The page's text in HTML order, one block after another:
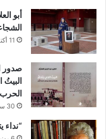
أبو
11 أكتوبر، 2025
صدور
البيتُ
الحرب
30 سبتمبر، 2025